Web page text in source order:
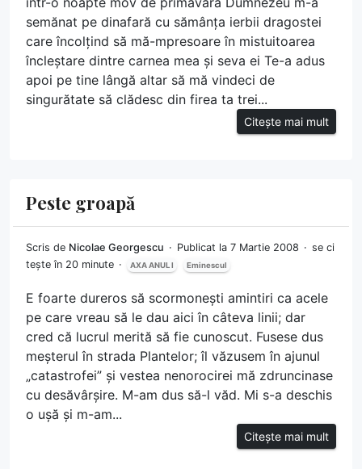
semănat pe dinafară cu sămânța ierbii dragostei
care încolțind să mă-mpresoare în mistuitoarea
încleștare dintre carnea mea și seva ei Te-a adus
apoi pe tine lângă altar să mă vindeci de
singurătate să clădesc din firea ta trei...
Citește mai mult
Peste groapă
Scris de Nicolae Georgescu Publicat la 7 Martie 2008
se ci
tește în 20 minute
AXA ANUL I Eminescul
E foarte dureros să scormonești amintiri ca acele
pe care vreau să le dau aici în câteva linii; dar
cred că lucrul merită să fie cunoscut. Fusese dus
meșterul în strada Plantelor; îl văzusem în ajunul
„catastrofei” și vestea nenorocirei mă zdruncinase
cu desăvârșire. M-am dus să-l văd. Mi s-a deschis
o ușă și m-am...
Citește mai mult